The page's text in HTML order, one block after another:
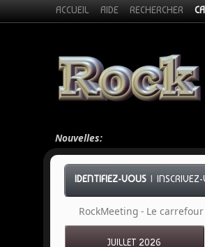
ACCUEIL AIDE RECHERCHER
Nouvelles:
IDENTIFIEZ-VOUS |
RockMeeting - Le
JUILLET 2026